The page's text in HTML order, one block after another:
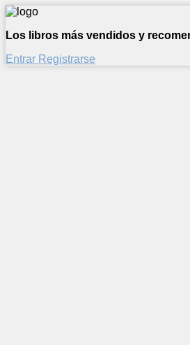
Los libros más vendidos y
Entrar Registrarse